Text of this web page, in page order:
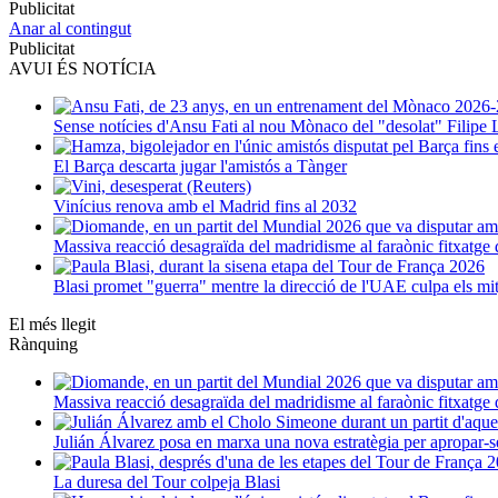
Publicitat
Anar al contingut
Publicitat
AVUI ÉS NOTÍCIA
Sense notícies d'Ansu Fati al nou Mònaco del "desolat" Filipe
El Barça descarta jugar l'amistós a Tànger
Vinícius renova amb el Madrid fins al 2032
Massiva reacció desagraïda del madridisme al faraònic fitxatge
Blasi promet "guerra" mentre la direcció de l'UAE culpa els
El més llegit
Rànquing
Massiva reacció desagraïda del madridisme al faraònic fitxatge
Julián Álvarez posa en marxa una nova estratègia per apropar-
La duresa del Tour colpeja Blasi